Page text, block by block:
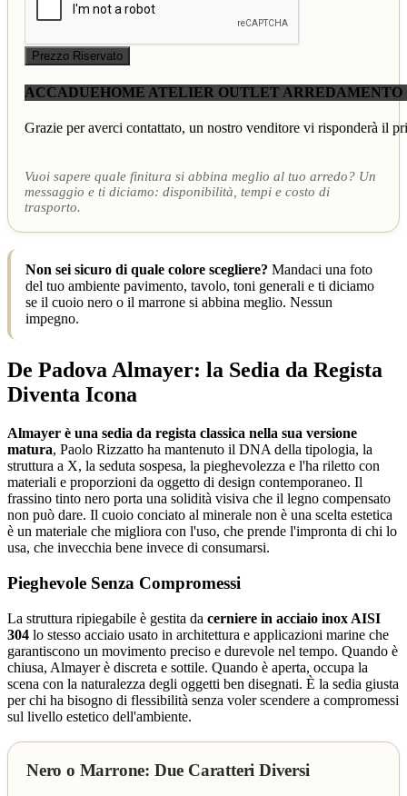
Prezzo Riservato
ACCADUEHOME ATELIER OUTLET ARREDAMENTO
Grazie per averci contattato, un nostro venditore vi risponderà il
Vuoi sapere quale finitura si abbina meglio al tuo arredo? Un
messaggio e ti diciamo: disponibilità, tempi e costo di
trasporto.
Non sei sicuro di quale colore scegliere? Mandaci una foto
del tuo ambiente pavimento, tavolo, toni generali e ti diciamo
se il cuoio nero o il marrone si abbina meglio. Nessun
impegno.
De Padova Almayer: la Sedia da Regista
Diventa Icona
Almayer è una sedia da regista classica nella sua versione
matura, Paolo Rizzatto ha mantenuto il DNA della tipologia, la
struttura a X, la seduta sospesa, la pieghevolezza e l'ha riletto con
materiali e proporzioni da oggetto di design contemporaneo. Il
frassino tinto nero porta una solidità visiva che il legno compensato
non può dare. Il cuoio conciato al minerale non è una scelta estetica
è un materiale che migliora con l'uso, che prende l'impronta di chi lo
usa, che invecchia bene invece di consumarsi.
Pieghevole Senza Compromessi
La struttura ripiegabile è gestita da cerniere in acciaio inox AISI
304 lo stesso acciaio usato in architettura e applicazioni marine che
garantiscono un movimento preciso e durevole nel tempo. Quando è
chiusa, Almayer è discreta e sottile. Quando è aperta, occupa la
scena con la naturalezza degli oggetti ben disegnati. È la sedia giusta
per chi ha bisogno di flessibilità senza voler scendere a compromessi
sul livello estetico dell'ambiente.
Nero o Marrone: Due Caratteri Diversi